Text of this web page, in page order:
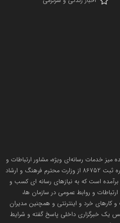
مردمی
در کشور
خبر
میز خدمات رسانه‌ای ویژه، مشاور ارتباطات و
رسانه و دارنده مجوز رسانه رسمی با شماره ثبت 86752 از وزارت محترم فرهنگ و ارشاد
است که به نیازهای رسانه ای کسب و
و روابط عمومی در سازمان ها،
کارهای خرد و اینترنتی و همچنین مدیران
یک خبرگزاری داخلی پاسخ گفته و شرایط